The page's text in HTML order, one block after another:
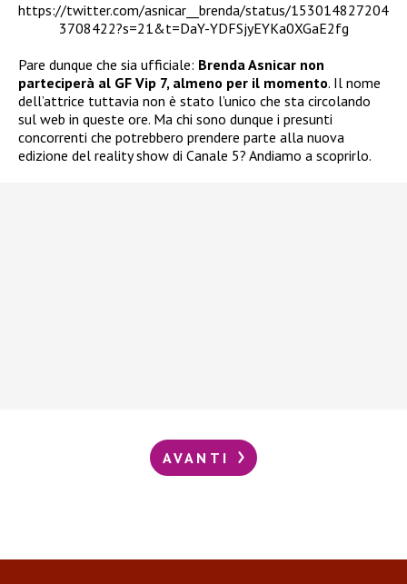
https://twitter.com/asnicar__brenda/status/153014827204
3708422?s=21&t=DaY-YDFSjyEYKa0XGaE2fg
Pare dunque che sia ufficiale: Brenda Asnicar non
parteciperà al GF Vip 7, almeno per il momento. Il nome
dell’attrice tuttavia non è stato l’unico che sta circolando
sul web in queste ore. Ma chi sono dunque i presunti
concorrenti che potrebbero prendere parte alla nuova
edizione del reality show di Canale 5? Andiamo a scoprirlo.
AVANTI